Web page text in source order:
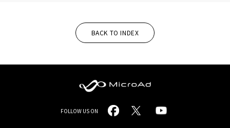
BACK TO INDEX
MicroAd
-
FOLLOW US ON